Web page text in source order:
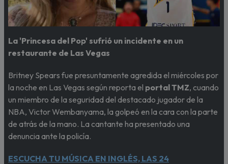
La 'Princesa del Pop' sufrió un incidente en un
restaurante de Las Vegas
Britney Spears fue presuntamente agredida el miércoles por
la noche en Las Vegas según reporta el portal TMZ, cuando
un miembro de la seguridad del destacado jugador de la
NBA, Victor Wembanyama, la golpeó en la cara con la parte
de atrás de la mano. La cantante ha presentado una
denuncia ante la policía.
ESCUCHA TU MÚSICA EN INGLÉS, LAS 24